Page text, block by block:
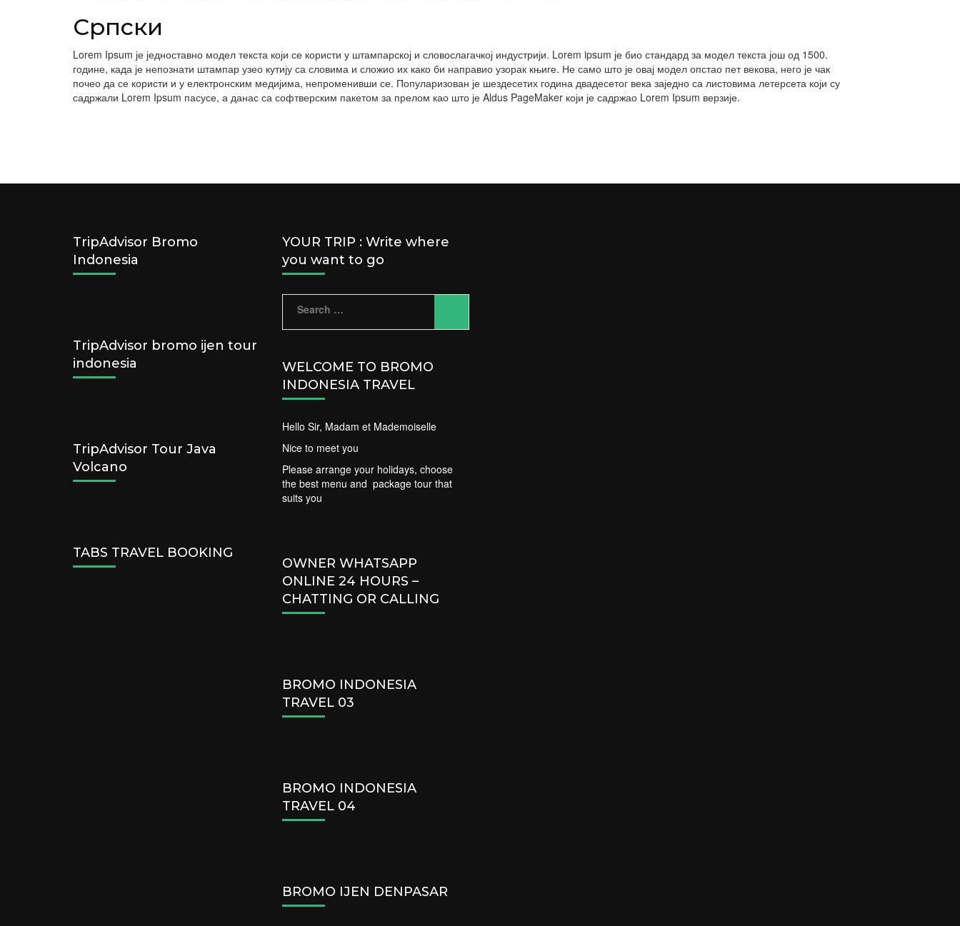
Српски
Lorem Ipsum је једноставно модел текста који се користи у штампарској и словослагачкој индустрији. Lorem ipsum је био стандард за модел текста још од 1500.
године, када је непознати штампар узео кутију са словима и сложио их како би направио узорак књиге. Не само што је овај модел опстао пет векова, него је чак
почео да се користи и у електронским медијима, непроменивши се. Популаризован је шездесетих година двадесетог века заједно са листовима летерсета који су
садржали Lorem Ipsum пасусе, а данас са софтверским пакетом за прелом као што је Aldus PageMaker који је садржао Lorem Ipsum верзије.
TripAdvisor Bromo
Indonesia
TripAdvisor bromo ijen tour
indonesia
TripAdvisor Tour Java
Volcano
TABS TRAVEL BOOKING
YOUR TRIP : Write where
you want to go
Search
WELCOME TO BROMO
INDONESIA TRAVEL
Hello Sir, Madam et Mademoiselle
Nice to meet you
Please arrange your holidays, choose
the best menu and package tour that
suits you
OWNER WHATSAPP
ONLINE 24 HOURS –
CHATTING OR CALLING
BROMO INDONESIA
TRAVEL 03
BROMO INDONESIA
TRAVEL 04
BROMO IJEN DENPASAR